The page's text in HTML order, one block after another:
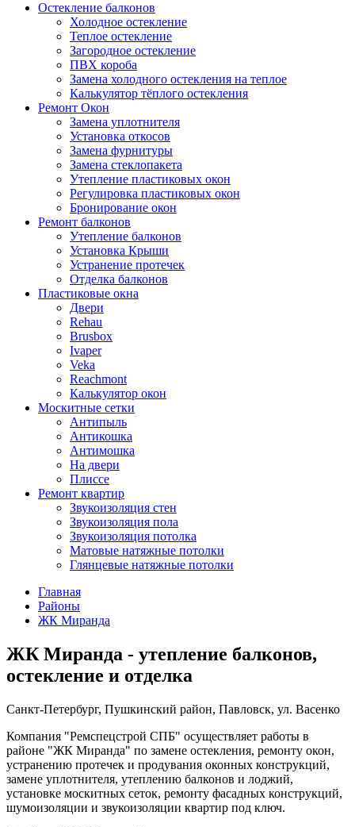
Остекление балконов
Холодное остекление
Теплое остекление
Загородное остекление
ПВХ короба
Замена холодного остекления на теплое
Калькулятор тёплого остекления
Ремонт Окон
Замена уплотнителя
Установка откосов
Замена фурнитуры
Замена стеклопакета
Утепление пластиковых окон
Регулировка пластиковых окон
Бронирование окон
Ремонт балконов
Утепление балконов
Установка Крыши
Устранение протечек
Отделка балконов
Пластиковые окна
Двери
Rehau
Brusbox
Ivaper
Veka
Reachmont
Калькулятор окон
Москитные сетки
Антипыль
Антикошка
Антимошка
На двери
Плиссе
Ремонт квартир
Звукоизоляция стен
Звукоизоляция пола
Звукоизоляция потолка
Матовые натяжные потолки
Глянцевые натяжные потолки
Главная
Районы
ЖК Миранда
ЖК Миранда - утепление балконов,
остекление и отделка
Санкт-Петербург, Пушкинский район, Павловск, ул. Васенко
Компания "Ремспецстрой СПБ" осуществляет работы в
районе "ЖК Миранда" по замене остекления, ремонту окон,
устранению протечек и продувания оконных конструкций,
замене уплотнителя, утеплению балконов и лоджий,
установке москитных сеток, ремонту фасадных конструкций,
шумоизоляции и звукоизоляции квартир под ключ.